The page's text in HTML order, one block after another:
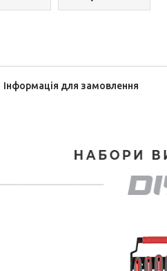
Інформація для замовлення